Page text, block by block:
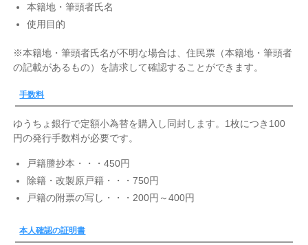
本籍地・筆頭者氏名
使用目的
※本籍地・筆頭者氏名が不明な場合は、住民票（本籍地・筆頭者
の記載があるもの）を請求して確認することができます。
手数料
ゆうちょ銀行で定額小為替を購入し同封します。1枚につき100
円の発行手数料が必要です。
戸籍謄抄本・・・450円
除籍・改製原戸籍・・・750円
戸籍の附票の写し・・・200円～400円
本人確認の証明書